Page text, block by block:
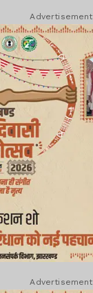
Advertisement
Advertisement